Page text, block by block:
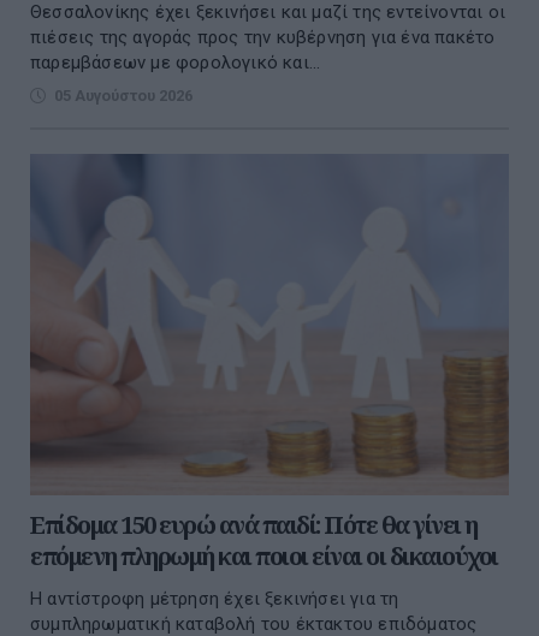
Θεσσαλονίκης έχει ξεκινήσει και μαζί της εντείνονται οι
πιέσεις της αγοράς προς την κυβέρνηση για ένα πακέτο
παρεμβάσεων με φορολογικό και...
05 Αυγούστου 2026
Επίδομα 150 ευρώ ανά παιδί: Πότε θα γίνει η
επόμενη πληρωμή και ποιοι είναι οι δικαιούχοι
Η αντίστροφη μέτρηση έχει ξεκινήσει για τη
συμπληρωματική καταβολή του έκτακτου επιδόματος